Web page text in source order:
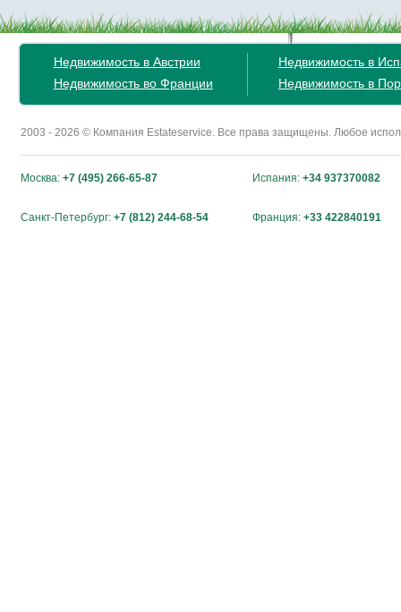
Недвижимость в Австрии
Недвижимость во Франции
Недвижимость в
Недвижимость в
2003 - 2026 © Компания Estateservice. Все права защищены. Любое
Москва: +7 (495) 266-65-87 Испания: +34 937370082
Санкт-Петербург: +7 (812) 244-68-54 Франция: +33 422840191